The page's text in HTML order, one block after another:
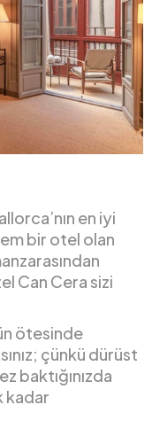
en iyi
bir otel olan
Can Cera sizi
ötesinde
çünkü dürüst
baktığınızda
kadar